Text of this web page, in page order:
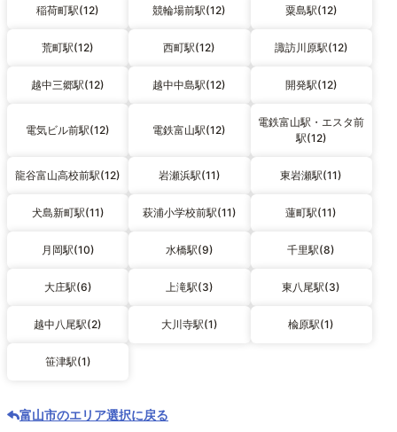
稲荷町駅(12) 競輪場前駅(12) 粟島駅(12)
荒町駅(12) 西町駅(12) 諏訪川原駅(12)
越中三郷駅(12) 越中中島駅(12) 開発駅(12)
電気ビル前駅(12) 電鉄富山駅(12)
電鉄富山駅・エスタ前
駅(12)
龍谷富山高校前駅(12) 岩瀬浜駅(11) 東岩瀬駅(11)
犬島新町駅(11) 萩浦小学校前駅(11) 蓮町駅(11)
月岡駅(10) 水橋駅(9) 千里駅(8)
大庄駅(6) 上滝駅(3) 東八尾駅(3)
越中八尾駅(2) 大川寺駅(1) 楡原駅(1)
笹津駅(1)
富山市のエリア選択に戻る